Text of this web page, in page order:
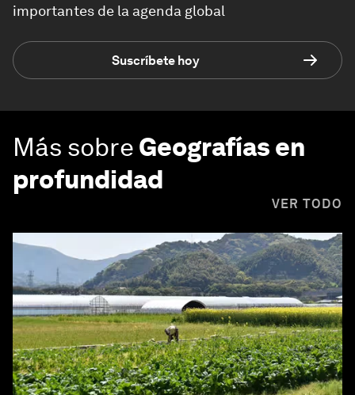
importantes de la agenda global
Suscríbete hoy
Más sobre Geografías en
profundidad
VER TODO